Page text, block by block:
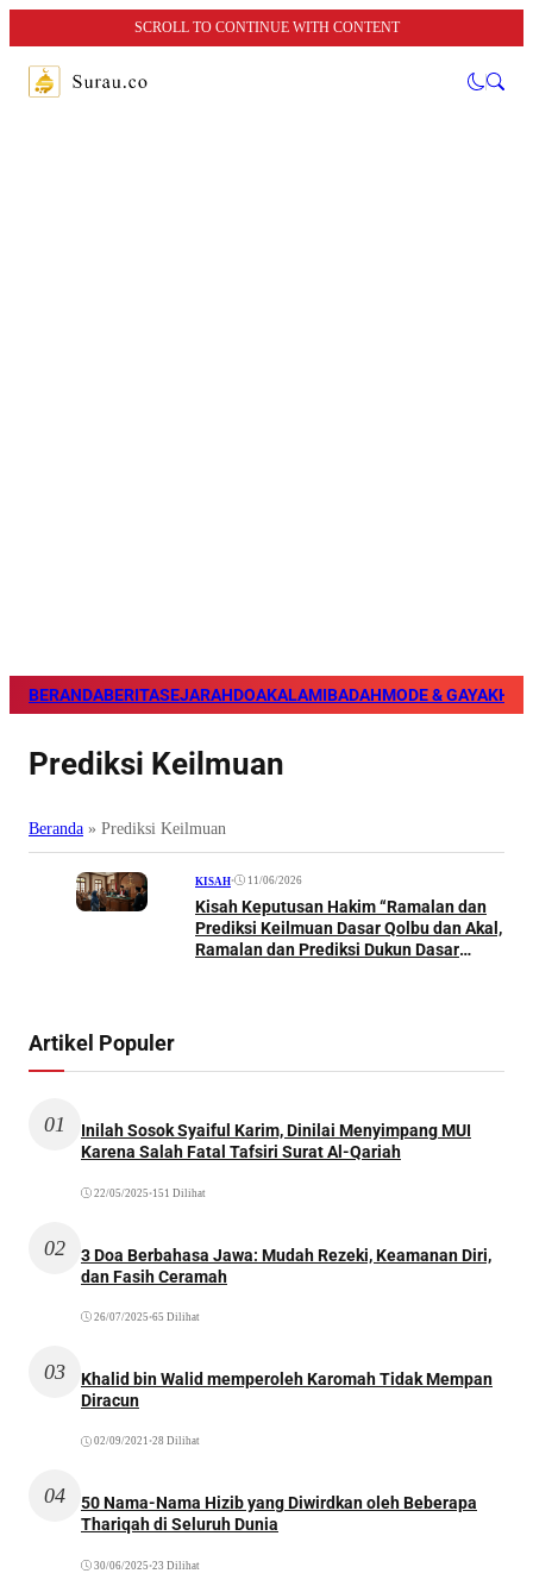
SCROLL TO CONTINUE WITH CONTENT
BERANDABERITASEJARAHDOAKALAMIBADAHMODE & GAYA
Prediksi Keilmuan
Beranda » Prediksi Keilmuan
KISAH• 11/06/2026
Kisah Keputusan Hakim “Ramalan dan
Prediksi Keilmuan Dasar Qolbu dan Akal,
Ramalan dan Prediksi Dukun Dasar
Artikel Populer
01
Inilah Sosok Syaiful Karim, Dinilai Menyimpang MUI
Karena Salah Fatal Tafsiri Surat Al-Qariah
22/05/2025 •151 Dilihat
02
3 Doa Berbahasa Jawa: Mudah Rezeki, Keamanan Diri,
dan Fasih Ceramah
26/07/2025 •65 Dilihat
03
Khalid bin Walid memperoleh Karomah Tidak Mempan
Diracun
02/09/2021 •28 Dilihat
04
50 Nama-Nama Hizib yang Diwirdkan oleh Beberapa
Thariqah di Seluruh Dunia
30/06/2025 •23 Dilihat